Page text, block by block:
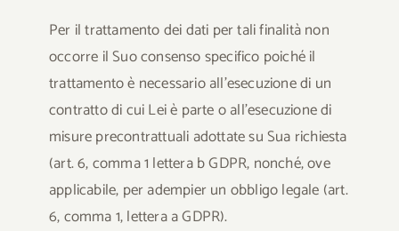
Per il trattamento dei dati per tali finalità non
occorre il Suo consenso specifico poiché il
trattamento è necessario all’esecuzione di un
contratto di cui Lei è parte o all’esecuzione di
misure precontrattuali adottate su Sua richiesta
(art. 6, comma 1 lettera b GDPR, nonché, ove
applicabile, per adempier un obbligo legale (art.
6, comma 1, lettera a GDPR).